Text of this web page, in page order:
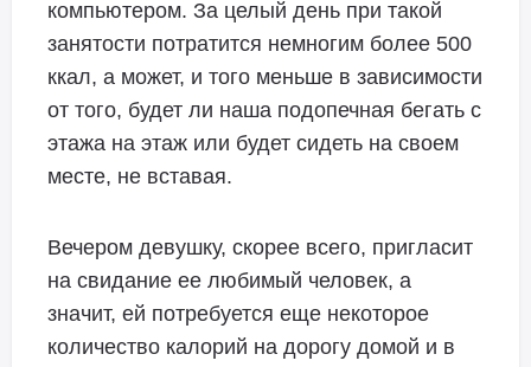
компьютером. За целый день при такой
занятости потратится немногим более 500
ккал, а может, и того меньше в зависимости
от того, будет ли наша подопечная бегать с
этажа на этаж или будет сидеть на своем
месте, не вставая.
Вечером девушку, скорее всего, пригласит
на свидание ее любимый человек, а
значит, ей потребуется еще некоторое
количество калорий на дорогу домой и в